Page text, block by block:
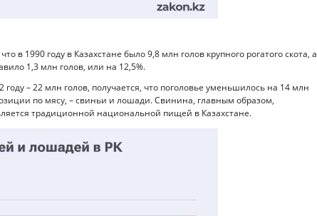
в 1990 году в Казахстане было 9,8 млн голов крупного рогатого скота, а
1,3 млн голов, или на 12,5%.
– 22 млн голов, получается, что поголовье уменьшилось на 14 млн
по мясу, – свиньи и лошади. Свинина, главным образом,
традиционной национальной пищей в Казахстане.